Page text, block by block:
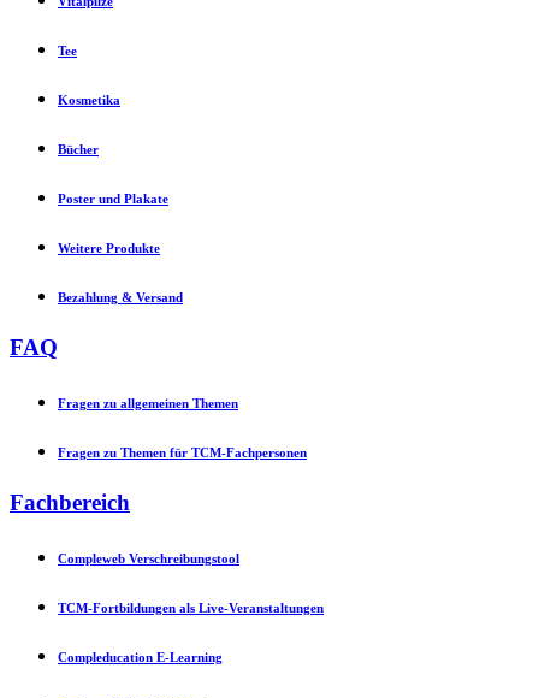
Tee
Kosmetika
Bücher
Poster und Plakate
Weitere Produkte
Bezahlung & Versand
FAQ
Fragen zu allgemeinen Themen
Fragen zu Themen für TCM-Fachpersonen
Fachbereich
Compleweb Verschreibungstool
TCM-Fortbildungen als Live-Veranstaltungen
Compleducation E-Learning